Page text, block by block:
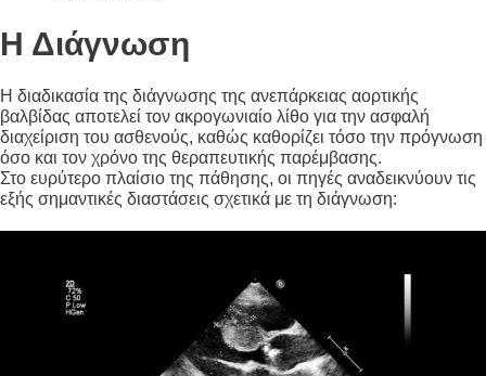
Η Διάγνωση
Η διαδικασία της διάγνωσης της ανεπάρκειας αορτικής
βαλβίδας αποτελεί τον ακρογωνιαίο λίθο για την ασφαλή
διαχείριση του ασθενούς, καθώς καθορίζει τόσο την πρόγνωση
όσο και τον χρόνο της θεραπευτικής παρέμβασης.
Στο ευρύτερο πλαίσιο της πάθησης, οι πηγές αναδεικνύουν τις
εξής σημαντικές διαστάσεις σχετικά με τη διάγνωση: